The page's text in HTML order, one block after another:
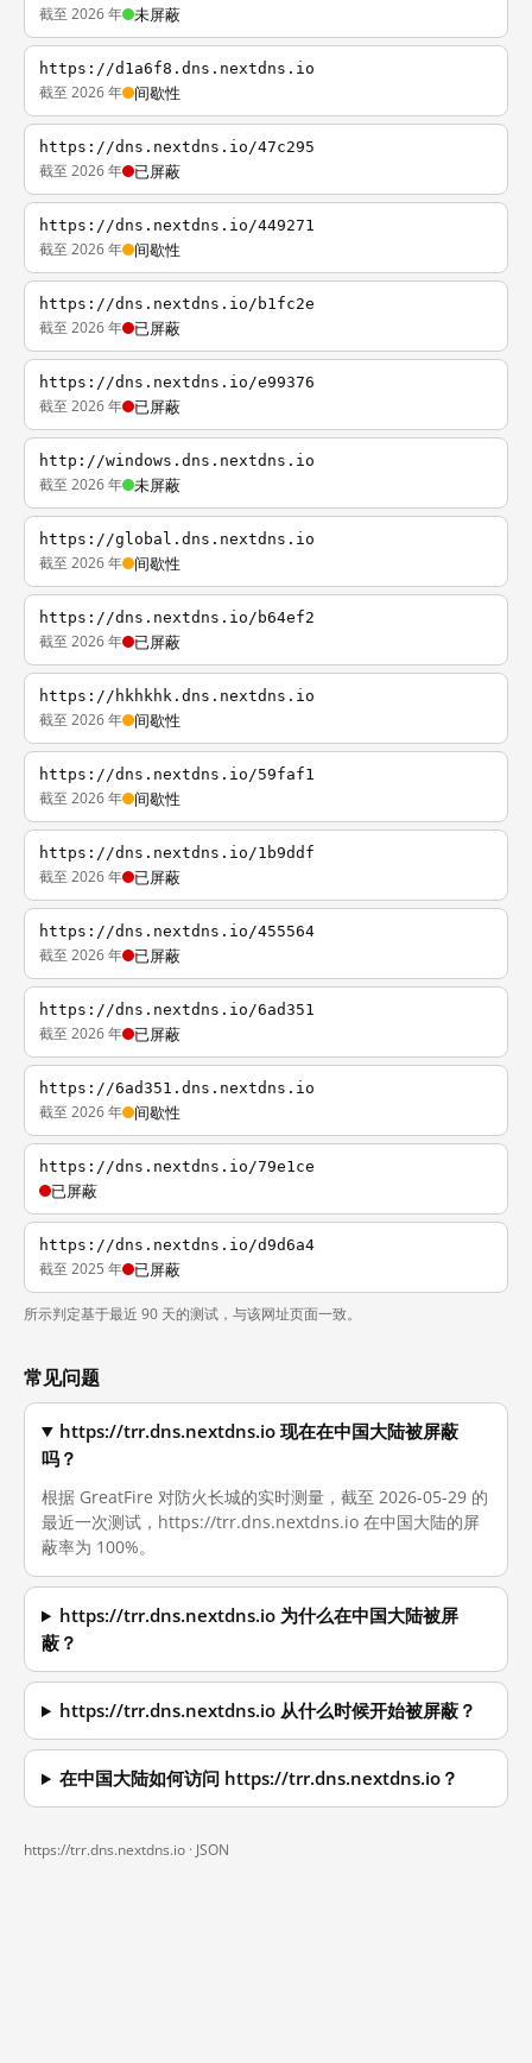
截至 2026 年 未屏蔽
https://d1a6f8.dns.nextdns.io
截至 2026 年 间歇性
https://dns.nextdns.io/47c295
截至 2026 年 已屏蔽
https://dns.nextdns.io/449271
截至 2026 年 间歇性
https://dns.nextdns.io/b1fc2e
截至 2026 年 已屏蔽
https://dns.nextdns.io/e99376
截至 2026 年 已屏蔽
http://windows.dns.nextdns.io
截至 2026 年 未屏蔽
https://global.dns.nextdns.io
截至 2026 年 间歇性
https://dns.nextdns.io/b64ef2
截至 2026 年 已屏蔽
https://hkhkhk.dns.nextdns.io
截至 2026 年 间歇性
https://dns.nextdns.io/59faf1
截至 2026 年 间歇性
https://dns.nextdns.io/1b9ddf
截至 2026 年 已屏蔽
https://dns.nextdns.io/455564
截至 2026 年 已屏蔽
https://dns.nextdns.io/6ad351
截至 2026 年 已屏蔽
https://6ad351.dns.nextdns.io
截至 2026 年 间歇性
https://dns.nextdns.io/79e1ce
已屏蔽
https://dns.nextdns.io/d9d6a4
截至 2025 年 已屏蔽
所示判定基于最近 90 天的测试，与该网址页面一致。
常见问题
https://trr.dns.nextdns.io 现在在中国大陆被屏蔽
吗？
根据 GreatFire 对防火长城的实时测量，截至 2026-05-29 的
最近一次测试，https://trr.dns.nextdns.io 在中国大陆的屏
蔽率为 100%。
https://trr.dns.nextdns.io 为什么在中国大陆被屏
蔽？
https://trr.dns.nextdns.io 从什么时候开始被屏蔽？
在中国大陆如何访问 https://trr.dns.nextdns.io？
https://trr.dns.nextdns.io · JSON